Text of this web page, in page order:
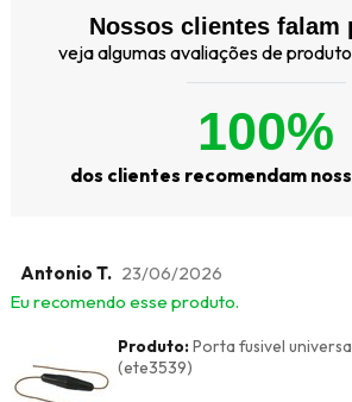
Nossos clientes falam
veja algumas avaliações de
100%
dos clientes recomendam
Antonio T. 23/06/2026
Eu recomendo esse produto.
Produto:Porta fusivel
(ete3539)